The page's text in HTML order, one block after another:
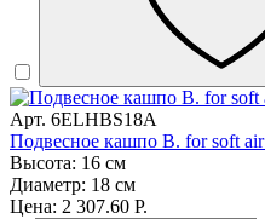
Арт. 6ELHBS18A
Подвесное кашпо B. for soft air
Высота: 16 см
Диаметр: 18 см
Цена: 2 307.60 Р.